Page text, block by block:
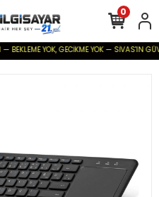
YOK, GECİKME YOK — SİVAS'IN
0